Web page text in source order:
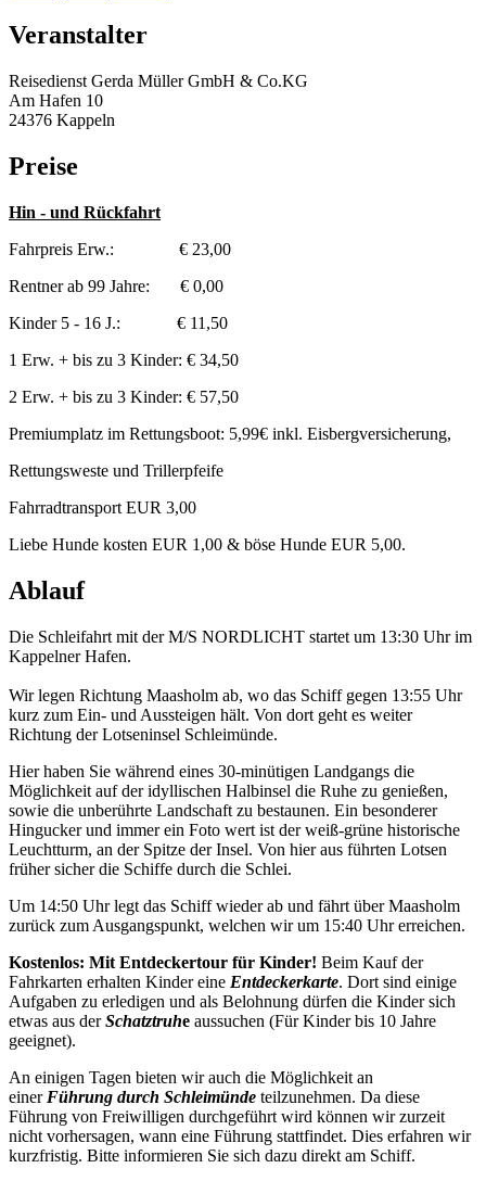
Veranstalter
Reisedienst Gerda Müller GmbH & Co.KG
Am Hafen 10
24376 Kappeln
Preise
Hin - und Rückfahrt
Fahrpreis Erw.: € 23,00
Rentner ab 99 Jahre: € 0,00
Kinder 5 - 16 J.: € 11,50
1 Erw. + bis zu 3 Kinder: € 34,50
2 Erw. + bis zu 3 Kinder: € 57,50
Premiumplatz im Rettungsboot: 5,99€ inkl. Eisbergversicherung,
Rettungsweste und Trillerpfeife
Fahrradtransport EUR 3,00
Liebe Hunde kosten EUR 1,00 & böse Hunde EUR 5,00.
Ablauf
Die Schleifahrt mit der M/S NORDLICHT startet um 13:30 Uhr im
Kappelner Hafen.
Wir legen Richtung Maasholm ab, wo das Schiff gegen 13:55 Uhr
kurz zum Ein- und Aussteigen hält. Von dort geht es weiter
Richtung der Lotseninsel Schleimünde.
Hier haben Sie während eines 30-minütigen Landgangs die
Möglichkeit auf der idyllischen Halbinsel die Ruhe zu genießen,
sowie die unberührte Landschaft zu bestaunen. Ein besonderer
Hingucker und immer ein Foto wert ist der weiß-grüne historische
Leuchtturm, an der Spitze der Insel. Von hier aus führten Lotsen
früher sicher die Schiffe durch die Schlei.
Um 14:50 Uhr legt das Schiff wieder ab und fährt über Maasholm
zurück zum Ausgangspunkt, welchen wir um 15:40 Uhr erreichen.
Kostenlos: Mit Entdeckertour für Kinder! Beim Kauf der
Fahrkarten erhalten Kinder eine Entdeckerkarte. Dort sind einige
Aufgaben zu erledigen und als Belohnung dürfen die Kinder sich
etwas aus der Schatztruhe aussuchen (Für Kinder bis 10 Jahre
geeignet).
An einigen Tagen bieten wir auch die Möglichkeit an
einer Führung durch Schleimünde teilzunehmen. Da diese
Führung von Freiwilligen durchgeführt wird können wir zurzeit
nicht vorhersagen, wann eine Führung stattfindet. Dies erfahren wir
kurzfristig. Bitte informieren Sie sich dazu direkt am Schiff.